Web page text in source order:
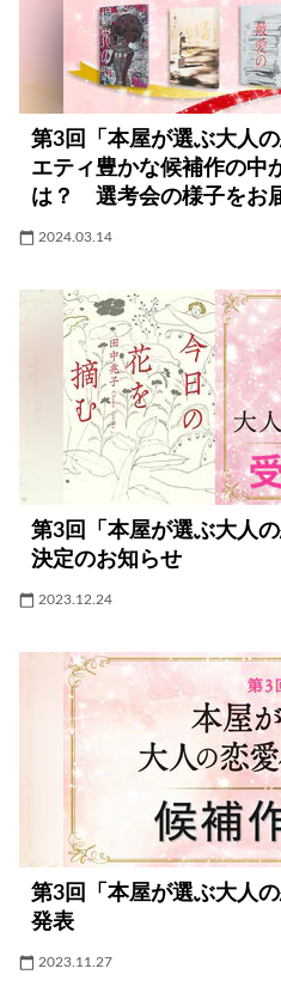
第3回「本屋が選ぶ大人
エティ豊かな候補作の中
は？ 選考会の様子をお
2024.03.14
第3回「本屋が選ぶ大人
決定のお知らせ
2023.12.24
第3回「本屋が選ぶ大人
発表
2023.11.27